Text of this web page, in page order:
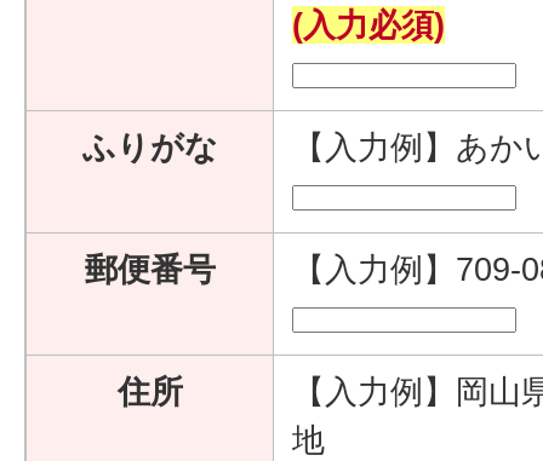
(入力必須)
ふりがな 【入力例】あ
郵便番号 【入力例】
住所
【入力例】岡
地